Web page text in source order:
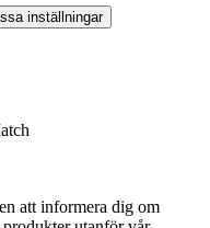
inställningar
att informera dig om